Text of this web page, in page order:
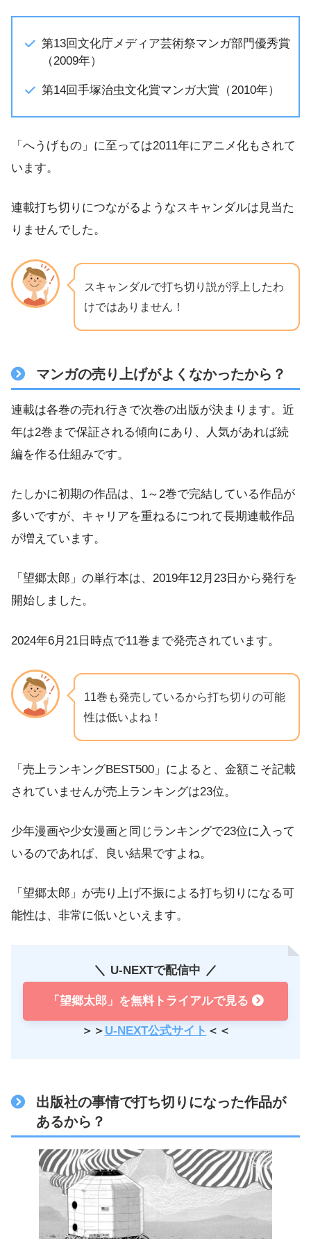
第13回文化庁メディア芸術祭マンガ部門優秀賞
（2009年）
第14回手塚治虫文化賞マンガ大賞（2010年）
「へうげもの」に至っては2011年にアニメ化もされて
います。
連載打ち切りにつながるようなスキャンダルは見当た
りませんでした。
スキャンダルで打ち切り説が浮上したわ
けではありません！
マンガの売り上げがよくなかったから？
連載は各巻の売れ行きで次巻の出版が決まります。近
年は2巻まで保証される傾向にあり、人気があれば続
編を作る仕組みです。
たしかに初期の作品は、1～2巻で完結している作品が
多いですが、キャリアを重ねるにつれて長期連載作品
が増えています。
「望郷太郎」の単行本は、2019年12月23日から発行を
開始しました。
2024年6月21日時点で11巻まで発売されています。
11巻も発売しているから打ち切りの可能
性は低いよね！
「売上ランキングBEST500」によると、金額こそ記載
されていませんが売上ランキングは23位。
少年漫画や少女漫画と同じランキングで23位に入って
いるのであれば、良い結果ですよね。
「望郷太郎」が売り上げ不振による打ち切りになる可
能性は、非常に低いといえます。
U-NEXTで配信中
「望郷太郎」を無料トライアルで見る
＞＞ U-NEXT公式サイト ＜＜
出版社の事情で打ち切りになった作品が
あるから？